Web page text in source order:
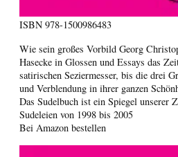
ISBN 978-1500986483
Wie sein großes Vorbild Georg
Hasecke in Glossen und Essays das
satirischen Seziermesser, bis die drei
und Verblendung in ihrer ganzen
Das Sudelbuch ist ein Spiegel unserer
Sudeleien von 1998 bis 2005
Bei Amazon bestellen